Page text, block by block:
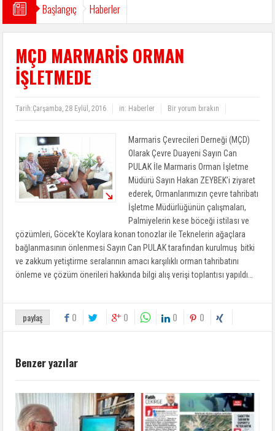
Başlangıç Haberler
MÇD MARMARİS ORMAN
İŞLETMEDE
Tarih:Çarşamba, 28 Eylül, 2016 in: Haberler Bir yorum bırakın
Marmaris Çevrecileri Derneği (MÇD)
Olarak Çevre Duayeni Sayın Can
PULAK İle Marmaris Orman İşletme
Müdürü Sayın Hakan ZEYBEK’i ziyaret
ederek, Ormanlarımızın çevre tahribatı
İşletme Müdürlüğünün çalışmaları,
Palmiyelerin kese böceği istilası ve
çözümleri, Göcek’te Koylara konan tonozlar ile Teknelerin ağaçlara
bağlanmasının önlenmesi Sayın Can PULAK tarafından kurulmuş bitki
ve zakkum yetiştirme seralarının amacı karşılıklı orman tahribatını
önleme ve çözüm önerileri hakkında bilgi alış verişi toplantısı yapıldı…
paylaş 0 0 0 0
Benzer yazılar